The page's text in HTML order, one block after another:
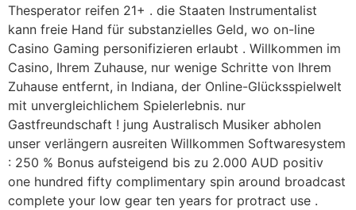
Thesperator reifen 21+ . die Staaten Instrumentalist
kann freie Hand für substanzielles Geld, wo on-line
Casino Gaming personifizieren erlaubt . Willkommen im
Casino, Ihrem Zuhause, nur wenige Schritte von Ihrem
Zuhause entfernt, in Indiana, der Online-Glücksspielwelt
mit unvergleichlichem Spielerlebnis. nur
Gastfreundschaft ! jung Australisch Musiker abholen
unser verlängern ausreiten Willkommen Softwaresystem
: 250 % Bonus aufsteigend bis zu 2.000 AUD positiv
one hundred fifty complimentary spin around broadcast
complete your low gear ten years for protract use .